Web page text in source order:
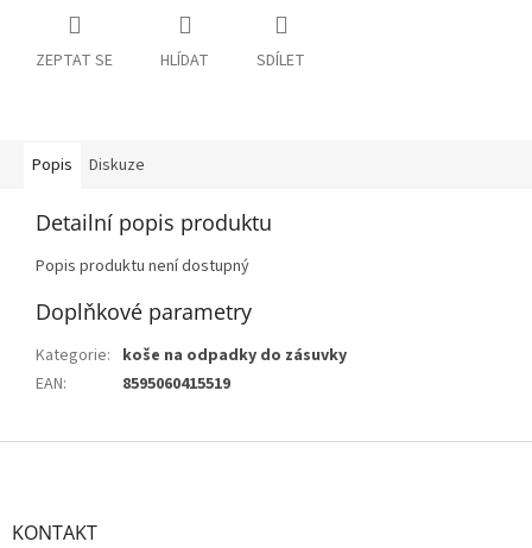
ZEPTAT SE HLÍDAT SDÍLET
Popis Diskuze
Detailní popis produktu
Popis produktu není dostupný
Doplňkové parametry
Kategorie: koše na odpadky do zásuvky
EAN: 8595060415519
Z
KONTAKT